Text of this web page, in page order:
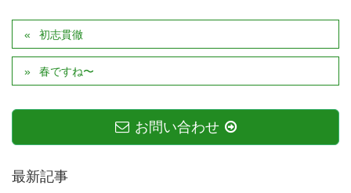
初志貫徹
春ですね〜
お問い合わせ
最新記事